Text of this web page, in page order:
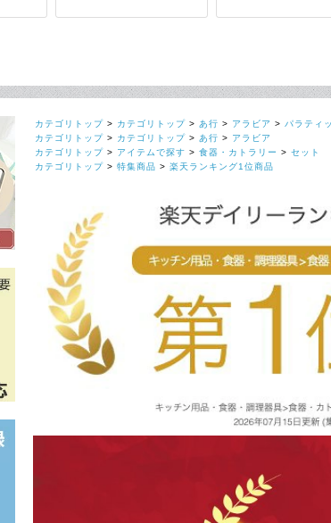
カテゴリトップ > カテゴリトップ > あ行 > アラビア > パラティ
カテゴリトップ > カテゴリトップ > あ行 > アラビア
カテゴリトップ > アイテムで探す > 食器・カトラリー > セット
カテゴリトップ > 特集商品 > 楽天ランキング1位商品